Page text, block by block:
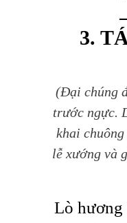
3.
(Đại chúng
trước ngực.
khai
lễ xướng và
Lò hương